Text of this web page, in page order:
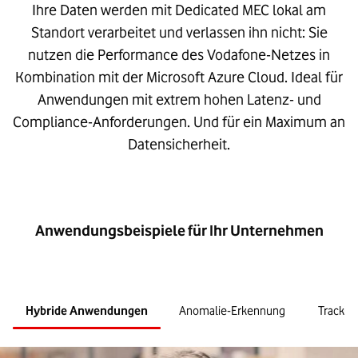
Ihre Daten werden mit Dedicated MEC lokal am
Standort verarbeitet und verlassen ihn nicht: Sie
nutzen die Performance des Vodafone-Netzes in
Kombination mit der Microsoft Azure Cloud. Ideal für
Anwendungen mit extrem hohen Latenz- und
Compliance-Anforderungen. Und für ein Maximum an
Datensicherheit.
Anwendungsbeispiele für Ihr Unternehmen
Hybride Anwendungen Anomalie-Erkennung